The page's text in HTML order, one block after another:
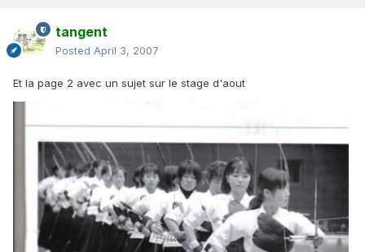
tangent
Posted April 3, 2007
Et la page 2 avec un sujet sur le stage d'aout